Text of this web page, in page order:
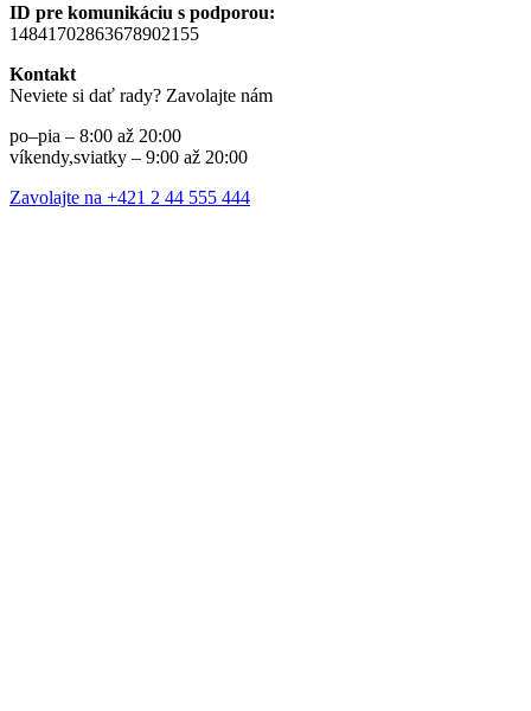
ID pre komunikáciu s podporou:
14841702863678902155
Kontakt
Neviete si dať rady? Zavolajte nám
po–pia – 8:00 až 20:00
víkendy,sviatky – 9:00 až 20:00
Zavolajte na +421 2 44 555 444